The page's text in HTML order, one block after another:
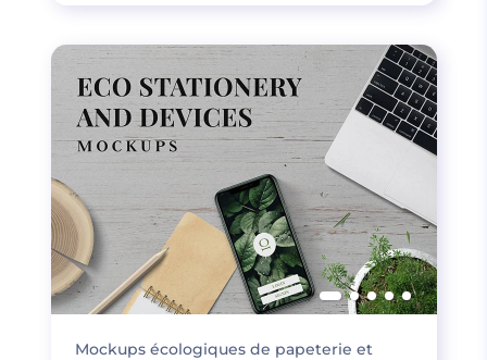
Mockups écologiques de papeterie et